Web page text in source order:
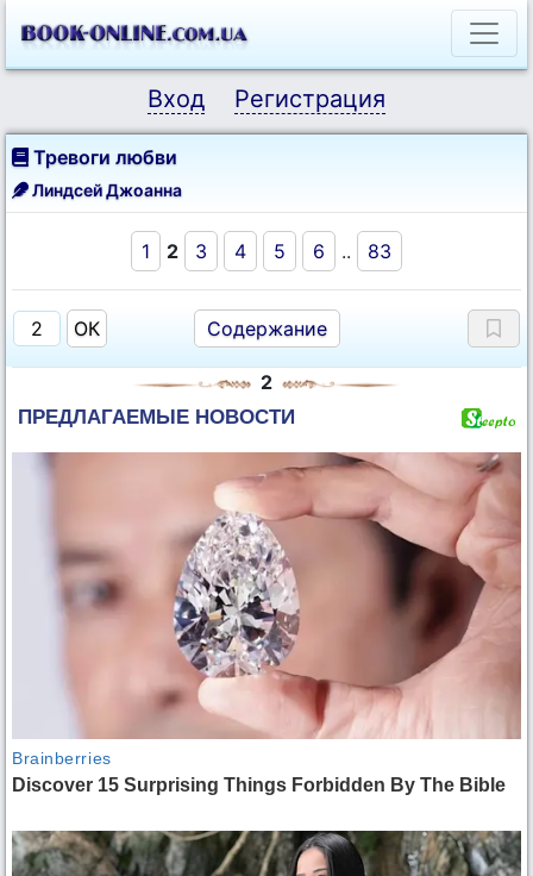
Вход Регистрация
Тревоги любви
Линдсей Джоанна
1 2 3 4 5 6 .. 83
Содержание
2